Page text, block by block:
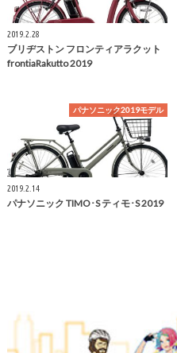
2019.2.28
ブリヂストン フロンティアラクット
frontiaRakutto 2019
パナソニック2019モデル
2019.2.14
パナソニック TIMO･S ティモ･S 2019